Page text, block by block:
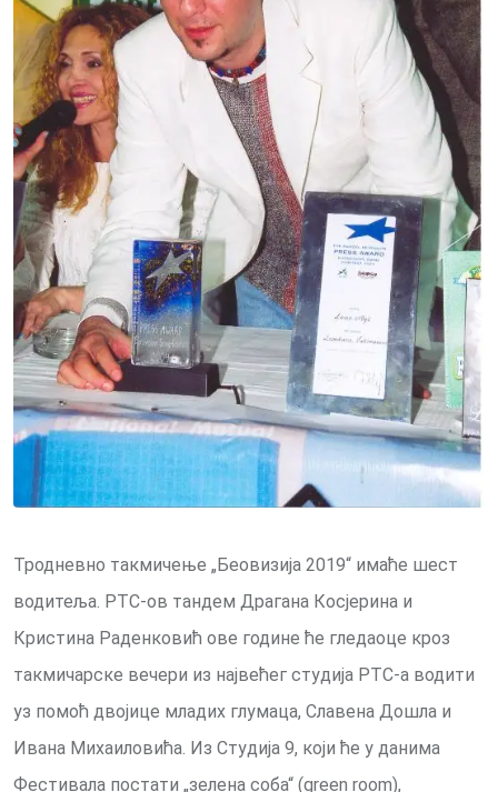
Тродневно такмичење „Беовизија 2019“ имаће шест
водитеља. РТС-ов тандем Драгана Косјерина и
Кристина Раденковић ове године ће гледаоце кроз
такмичарске вечери из највећег студија РТС-а водити
уз помоћ двојице младих глумаца, Славена Дошла и
Ивана Михаиловића. Из Студија 9, који ће у данима
Фестивала постати „зелена соба“ (green room),